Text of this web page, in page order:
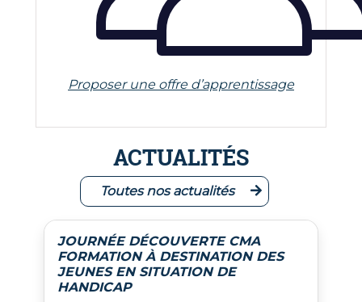
Proposer une offre d’apprentissage
ACTUALITÉS
Toutes nos actualités
JOURNÉE DÉCOUVERTE CMA
FORMATION À DESTINATION DES
JEUNES EN SITUATION DE
HANDICAP